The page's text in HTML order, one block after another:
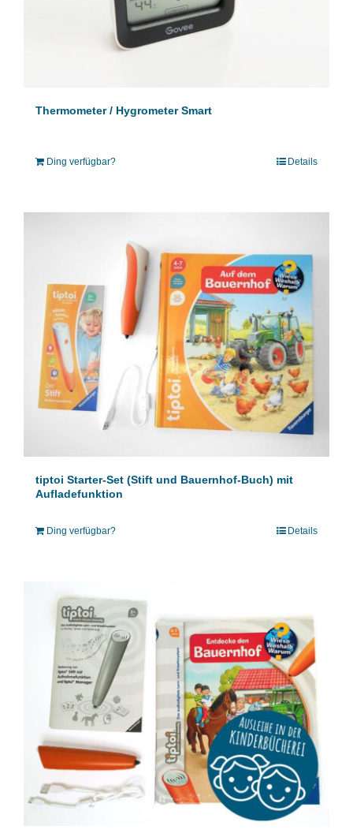
Thermometer / Hygrometer Smart
Ding verfügbar? Details
tiptoi Starter-Set (Stift und Bauernhof-Buch) mit
Aufladefunktion
Ding verfügbar? Details